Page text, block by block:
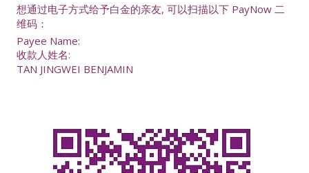
想通过电子方式给予白金的亲友, 可以扫描以下 PayNow 二
维码：
Payee Name:
收款人姓名:
TAN JINGWEI BENJAMIN